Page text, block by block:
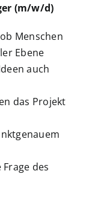
(m/w/d)
Menschen
Ebene
auch
das Projekt
des